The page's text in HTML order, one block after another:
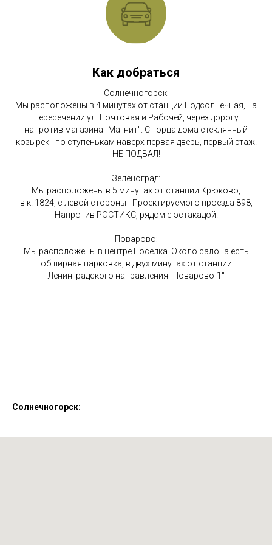
Как добраться
Солнечногорск:
Мы расположены в 4 минутах от станции Подсолнечная, на
пересечении ул. Почтовая и Рабочей, через дорогу
напротив магазина "Магнит". С торца дома стеклянный
козырек - по ступенькам наверх первая дверь, первый этаж.
НЕ ПОДВАЛ!
Зеленоград:
Мы расположены в 5 минутах от станции Крюково,
в к. 1824, с левой стороны - Проектируемого проезда 898,
Напротив РОСТИКС, рядом с эстакадой.
Поварово:
Мы расположены в центре Поселка. Около салона есть
обширная парковка, в двух минутах от станции
Ленинградского направления "Поварово-1"
Солнечногорск: